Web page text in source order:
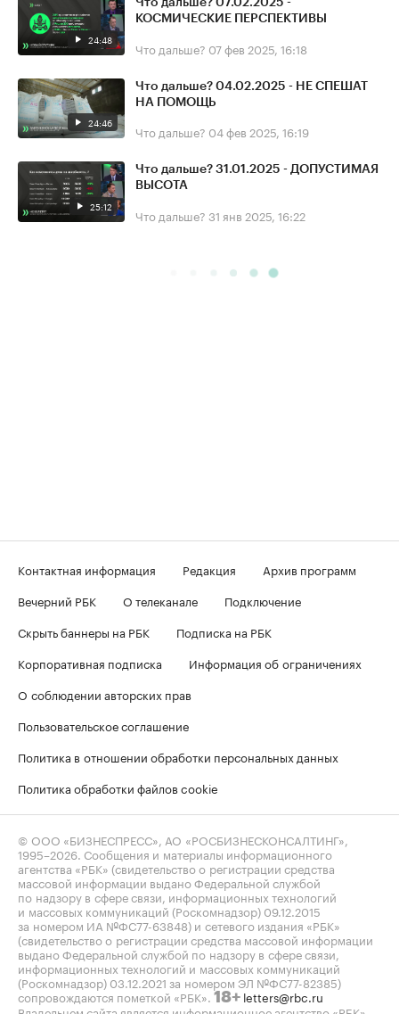
24:48
Что дальше? 07.02.2025 -
КОСМИЧЕСКИЕ ПЕРСПЕКТИВЫ
Что дальше? 07 фев 2025, 16:18
24:46
Что дальше? 04.02.2025 - НЕ СПЕШАТ
НА ПОМОЩЬ
Что дальше? 04 фев 2025, 16:19
25:12
Что дальше? 31.01.2025 - ДОПУСТИМАЯ
ВЫСОТА
Что дальше? 31 янв 2025, 16:22
Контактная информация Редакция
Архив программ
Вечерний РБК
О телеканале
Подключение
Скрыть баннеры на РБК
Подписка на РБК
Корпоративная подписка
Информация об ограничениях
О соблюдении авторских прав
Пользовательское соглашение
Политика в отношении обработки персональных данных
Политика обработки файлов cookie
© ООО «БИЗНЕСПРЕСС», АО «РОСБИЗНЕСКОНСАЛТИНГ»,
1995–2026. Сообщения и материалы информационного
агентства «РБК» (свидетельство о регистрации средства
массовой информации выдано Федеральной службой
по надзору в сфере связи, информационных технологий
и массовых коммуникаций (Роскомнадзор) 09.12.2015
за номером ИА №ФС77-63848) и сетевого издания «РБК»
(свидетельство о регистрации средства массовой информации
выдано Федеральной службой по надзору в сфере связи,
информационных технологий и массовых коммуникаций
(Роскомнадзор) 03.12.2021 за номером ЭЛ №ФС77-82385)
сопровождаются пометкой «РБК». 18+ letters@rbc.ru